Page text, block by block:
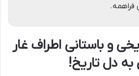
و باستانی اطراف غار
دل تاریخ!